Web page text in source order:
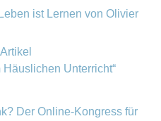
ist Lernen von Olivier
Unterricht“
Der Online-Kongress für